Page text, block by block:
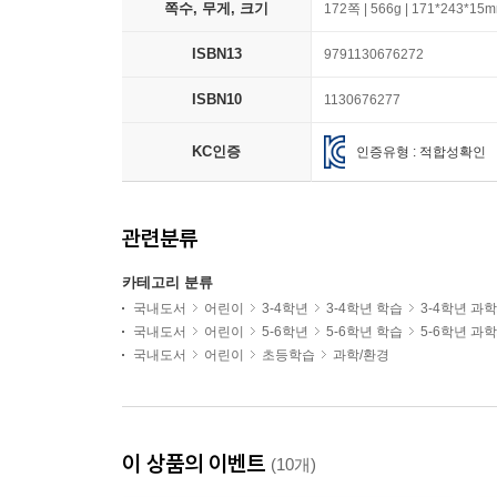
쪽수, 무게, 크기 172쪽 | 566g |
ISBN13 9791130676272
ISBN10 1130676277
KC인증 인증유형 : 적합성확인
관련분류
카테고리 분류
국내도서 어린이 3-4학년 3-4학년 학습
3-4학년 과
국내도서
어린이 5-6학년 5-6학년 학습
5-6학년 과
국내도서
어린이 초등학습 과학/환경
이 상품의 이벤트 (10개)